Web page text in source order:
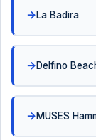
La Badira
Delfino
MUSES